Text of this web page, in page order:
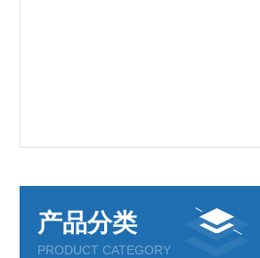
产品分类
PRODUCT CATEGORY